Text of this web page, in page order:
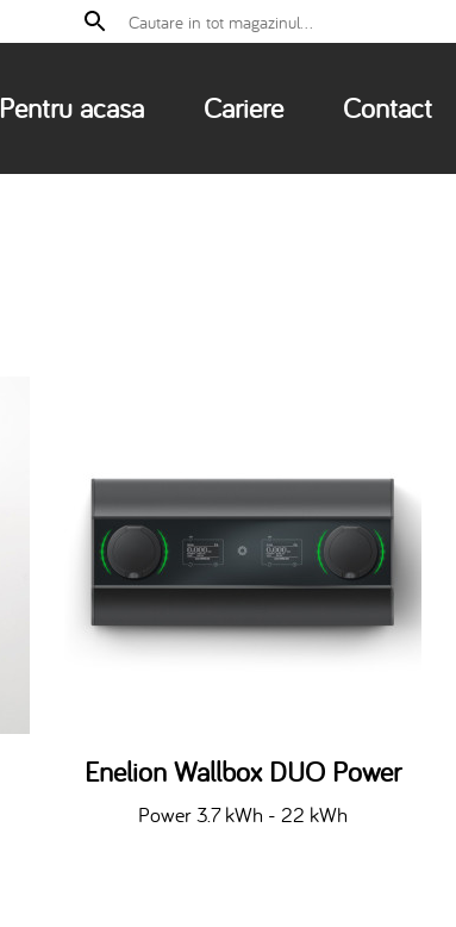
Pentru acasa Cariere Contact
Enelion Wallbox DUO Power
Power 3.7 kWh - 22 kWh